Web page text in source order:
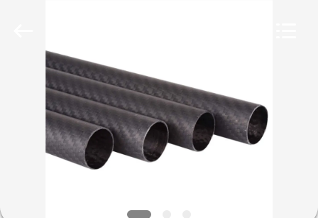
HUIS
PRODUCTEN
ONGEVEER